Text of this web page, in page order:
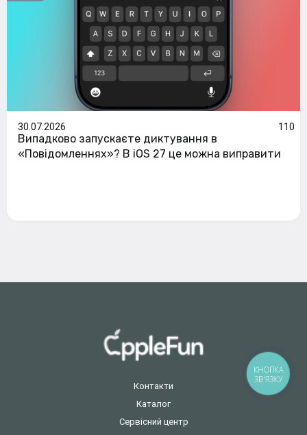
30.07.2026 110
Випадково запускаєте диктування в
«Повідомленнях»? В iOS 27 це можна виправити
Контакти
Каталог
Сервісний центр
КНОПКА
ЗВ'ЯЗКУ